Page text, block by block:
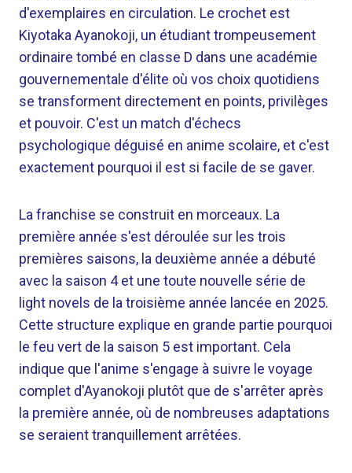
d'exemplaires en circulation. Le crochet est
Kiyotaka Ayanokoji, un étudiant trompeusement
ordinaire tombé en classe D dans une académie
gouvernementale d'élite où vos choix quotidiens
se transforment directement en points, privilèges
et pouvoir. C'est un match d'échecs
psychologique déguisé en anime scolaire, et c'est
exactement pourquoi il est si facile de se gaver.
La franchise se construit en morceaux. La
première année s'est déroulée sur les trois
premières saisons, la deuxième année a débuté
avec la saison 4 et une toute nouvelle série de
light novels de la troisième année lancée en 2025.
Cette structure explique en grande partie pourquoi
le feu vert de la saison 5 est important. Cela
indique que l'anime s'engage à suivre le voyage
complet d'Ayanokoji plutôt que de s'arrêter après
la première année, où de nombreuses adaptations
se seraient tranquillement arrêtées.